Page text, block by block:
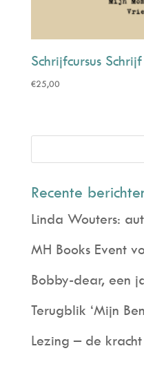
Schrijfcursus
€25,00
Recente
Linda Wouters:
MH Books Event
Bobby-dear, een
Terugblik ‘Mijn
Lezing – de